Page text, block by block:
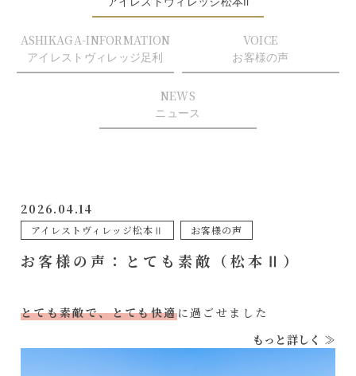
ASHIKAGA-INFORMATION
アイレストヴィレッジ足利
VOICE
お客様の声
NEWS
ニュース
2026.04.14
アイレストヴィレッジ松本Ⅱ お客様の声
お客様の声：とても素敵（松本Ⅱ）
とても素敵で、とても快適に過ごせました
もっと詳しく ≫